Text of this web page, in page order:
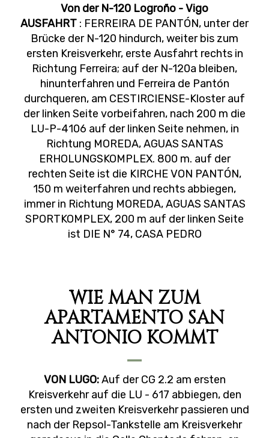
Von der N-120 Logroño - Vigo
AUSFAHRT : FERREIRA DE PANTÓN, unter der
Brücke der N-120 hindurch, weiter bis zum
ersten Kreisverkehr, erste Ausfahrt rechts in
Richtung Ferreira; auf der N-120a bleiben,
hinunterfahren und Ferreira de Pantón
durchqueren, am CESTIRCIENSE-Kloster auf
der linken Seite vorbeifahren, nach 200 m die
LU-P-4106 auf der linken Seite nehmen, in
Richtung MOREDA, AGUAS SANTAS
ERHOLUNGSKOMPLEX. 800 m. auf der
rechten Seite ist die KIRCHE VON PANTÓN,
150 m weiterfahren und rechts abbiegen,
immer in Richtung MOREDA, AGUAS SANTAS
SPORTKOMPLEX, 200 m auf der linken Seite
ist DIE N° 74, CASA PEDRO
WIE MAN ZUM
APARTAMENTO SAN
ANTONIO KOMMT
VON LUGO:Auf der CG 2.2 am ersten
Kreisverkehr auf die LU - 617 abbiegen, den
ersten und zweiten Kreisverkehr passieren und
nach der Repsol-Tankstelle am Kreisverkehr